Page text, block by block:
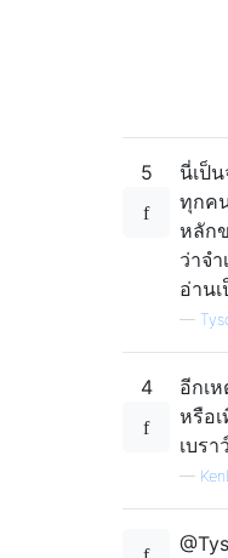
5
นี่เป็
ทุกค
หลัก
ว่าจ
อ่าน
—
4
อีกเ
หรือ
เบรา
—